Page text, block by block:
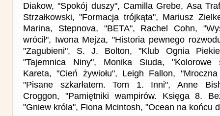
Diakow, "Spokój duszy", Camilla Grebe, Asa
Strzałkowski, "Formacja trójkąta", Mariusz
Marina, Stepnova, "BETA", Rachel Cohn,
wrócił", Iwona Mejza, "Historia pewnego
"Zagubieni", S. J. Bolton, "Klub Ognia
"Tajemnica Niny", Monika Siuda, "Kolorowe
Kareta, "Cień żywiołu", Leigh Fallon,
"Pisane szkarłatem. Tom 1. Inni", Anne
Croggon, "Pamiętniki wampirów. Księga 8.
"Gniew króla", Fiona Mcintosh, "Ocean na końcu